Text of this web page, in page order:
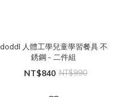
doddl 人體工學兒童學習餐具 不
銹鋼 - 二件組
NT$840 NT$990